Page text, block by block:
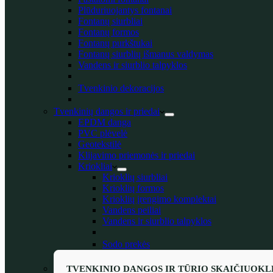
Plūduriuojantys fontanai
Fontanų siurbliai
Fontanų formos
Fontanų purkštukai
Fontanų siurblių išmanus valdymas
Vandens ir siurblio talpyklos
Tvenkinio dekoracijos
Tvenkinių dangos ir priedai
EPDM danga
PVC plėvelė
Geotekstilė
Klijavimo priemonės ir priedai
Kriokliai
Krioklių siurbliai
Krioklių formos
Krioklių įrengimo komplektai
Vandens peiliai
Vandens ir siurblio talpyklos
Sodo prekės
TVENKINIO DANGOS IR TŪRIO